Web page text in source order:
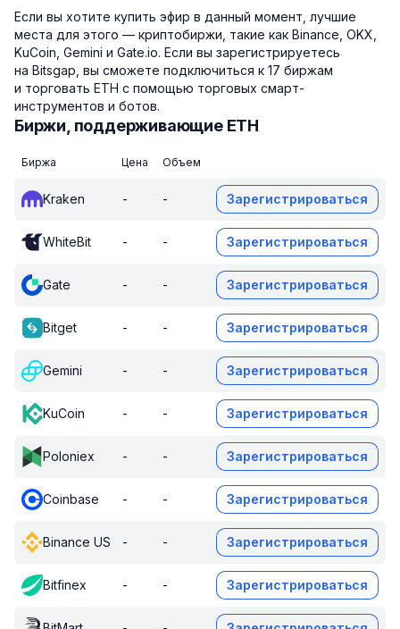
Если вы хотите купить эфир в данный момент, лучшие
места для этого — криптобиржи, такие как Binance, OKX,
KuCoin, Gemini и Gate.io. Если вы зарегистрируетесь
на Bitsgap, вы сможете подключиться к 17 биржам
и торговать ETH с помощью торговых смарт-
инструментов и ботов.
Биржи, поддерживающие ETH
Биржа Цена Объем
Kraken - - Зарегистрироваться
WhiteBit - - Зарегистрироваться
Gate - - Зарегистрироваться
Bitget - - Зарегистрироваться
Gemini - - Зарегистрироваться
KuCoin - - Зарегистрироваться
Poloniex - - Зарегистрироваться
Coinbase - - Зарегистрироваться
Binance US - - Зарегистрироваться
Bitfinex - - Зарегистрироваться